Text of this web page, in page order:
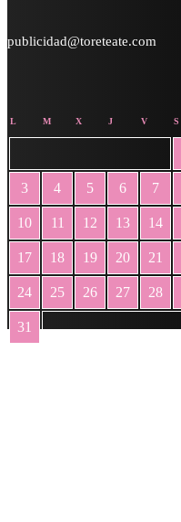
publicidad@toreteate.com
L M X J V S
3 4 5 6 7
10 11 12 13 14
17 18 19 20 21
24 25 26 27 28
31